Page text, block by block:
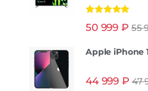
из 5
50 999 ₽ 55
Apple iPhone
44 999 ₽ 47